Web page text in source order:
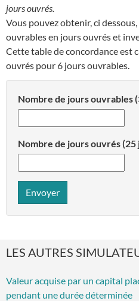
jours ouvrés.
Vous pouvez obtenir, ci
ouvrables en jours ouvrés et
Cette table de concordance est
ouvrés pour 6 jours ouvrables.
Nombre de jours ouvrables
Nombre de jours ouvrés (25
Envoyer
LES AUTRES
Valeur acquise par un capital
pendant une durée déterminée